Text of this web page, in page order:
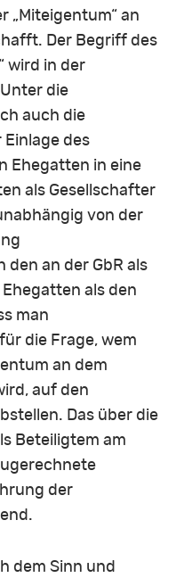
„Miteigentum“ an
Der Begriff des
wird in der
die
auch die
des
Ehegatten in eine
als Gesellschafter
von der
an der GbR als
als den
man
die Frage, wem
an dem
auf den
Das über die
Beteiligtem am
der
dem Sinn und